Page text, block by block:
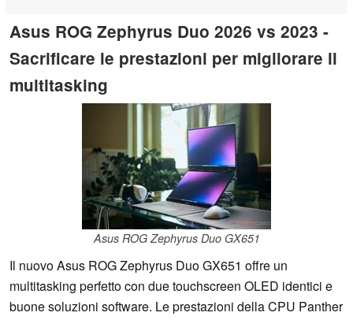
Asus ROG Zephyrus Duo 2026 vs 2023 -
Sacrificare le prestazioni per migliorare il
multitasking
Asus ROG Zephyrus Duo GX651
Il nuovo Asus ROG Zephyrus Duo GX651 offre un
multitasking perfetto con due touchscreen OLED identici e
buone soluzioni software. Le prestazioni della CPU Panther